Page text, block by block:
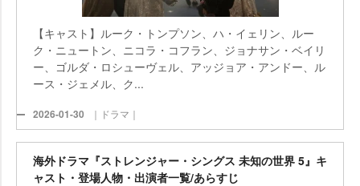
【キャスト】ルーク・トンプソン、ハ・イェリン、ルー
ク・ニュートン、ニコラ・コフラン、ジョナサン・ベイリ
ー、ゴルダ・ロシューヴェル、アッジョア・アンドー、ル
ース・ジェメル、ク...
2026-01-30 ｜ドラマ｜
海外ドラマ『ストレンジャー・シングス 未知の世界 5』キ
ャスト・登場人物・出演者一覧/あらすじ